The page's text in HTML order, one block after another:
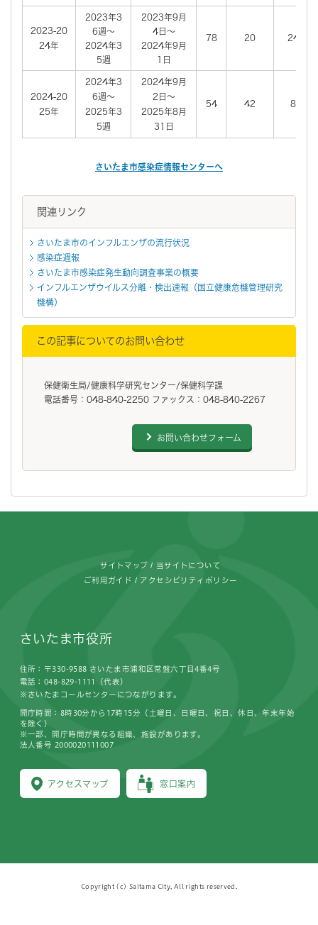
2023-20
24年
2023年3
6週～
2024年3
5週
2023年9月
4日～
2024年9月
1日
78 20 24
2024-20
25年
2024年3
6週～
2025年3
5週
2024年9月
2日～
2025年8月
31日
54 42 8
さいたま市感染症情報センターへ
関連リンク
さいたま市のインフルエンザの流行状況
感染症週報
さいたま市感染症発生動向調査事業の概要
インフルエンザウイルス分離・検出速報（国立健康危機管理研究
機構）
この記事についてのお問い合わせ
保健衛生局/健康科学研究センター/保健科学課
電話番号：048-840-2250 ファックス：048-840-2267
お問い合わせフォーム
サイトマップ 当サイトについて
ご利用ガイド アクセシビリティポリシー
さいたま市役所
住所：〒330-9588 さいたま市浦和区常盤六丁目4番4号
電話：048-829-1111（代表）
※さいたまコールセンターにつながります。
アクセスマップ 窓口案内
開庁時間：8時30分から17時15分（土曜日、日曜日、祝日、休日、年末年始
を除く）
※一部、開庁時間が異なる組織、施設があります。
法人番号 2000020111007
Copyright (c) Saitama City, All rights reserved.